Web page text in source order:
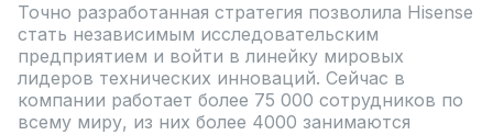
Точно разработанная стратегия позволила Hisense
стать независимым исследовательским
предприятием и войти в линейку мировых
лидеров технических инноваций. Сейчас в
компании работает более 75 000 сотрудников по
всему миру, из них более 4000 занимаются